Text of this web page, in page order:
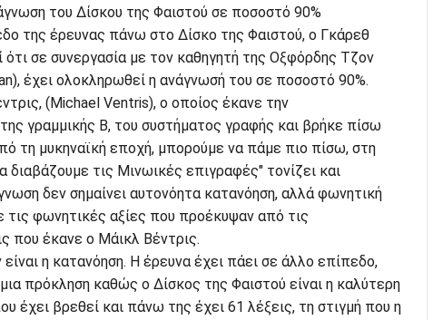
του Δίσκου της Φαιστού σε ποσοστό 90%
της έρευνας πάνω στο Δίσκο της Φαιστού, ο Γκάρεθ
σε συνεργασία με τον καθηγητή της Οξφόρδης Τζον
έχει ολοκληρωθεί η ανάγνωσή του σε ποσοστό 90%.
(Michael Ventris), ο οποίος έκανε την
γραμμικής Β, του συστήματος γραφής και βρήκε πίσω
τη μυκηναϊκή εποχή, μπορούμε να πάμε πιο πίσω, στη
διαβάζουμε τις Μινωικές επιγραφές" τονίζει και
δεν σημαίνει αυτονόητα κατανόηση, αλλά φωνητική
τις φωνητικές αξίες που προέκυψαν από τις
που έκανε ο Μάικλ Βέντρις.
η κατανόηση. Η έρευνα έχει πάει σε άλλο επίπεδο,
πρόκληση καθώς ο Δίσκος της Φαιστού είναι η καλύτερη
έχει βρεθεί και πάνω της έχει 61 λέξεις, τη στιγμή που η